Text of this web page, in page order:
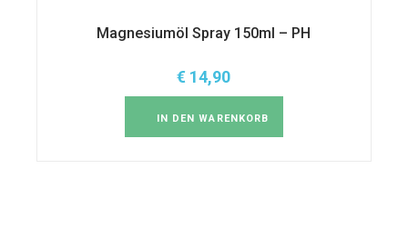
Magnesiumöl Spray 150ml – PH
€ 14,90
IN DEN WARENKORB